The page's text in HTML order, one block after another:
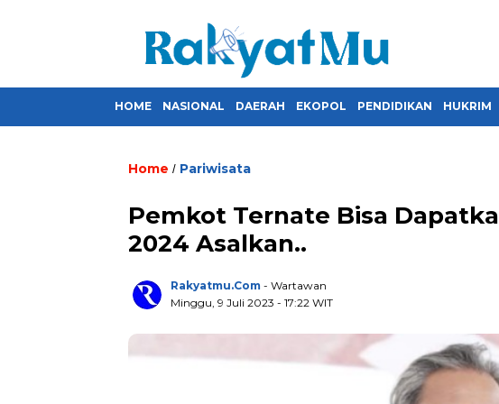
HOME NASIONAL DAERAH EKOPOL PENDIDIKAN HUKRIM
Home / Pariwisata
Pemkot Ternate Bisa
2024 Asalkan..
Rakyatmu.com - Wartawan
Minggu, 9 Juli 2023 - 17:22 WIT